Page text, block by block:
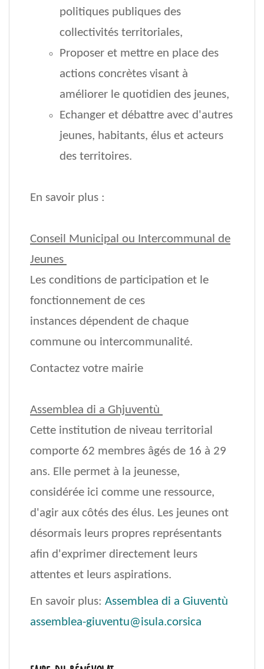
politiques publiques des
collectivités territoriales,
Proposer et mettre en place des
actions concrètes visant à
améliorer le quotidien des jeunes,
Echanger et débattre avec d'autres
jeunes, habitants, élus et acteurs
des territoires.
En savoir plus :
Conseil Municipal ou Intercommunal de
Jeunes
Les conditions de participation et le
fonctionnement de ces
instances dépendent de chaque
commune ou intercommunalité.
Contactez votre mairie
Assemblea di a Ghjuventù
Cette institution de niveau territorial
comporte 62 membres âgés de 16 à 29
ans. Elle permet à la jeunesse,
considérée ici comme une ressource,
d'agir aux côtés des élus. Les jeunes ont
désormais leurs propres représentants
afin d'exprimer directement leurs
attentes et leurs aspirations.
En savoir plus: Assemblea di a Giuventù
assemblea-giuventu@isula.corsica